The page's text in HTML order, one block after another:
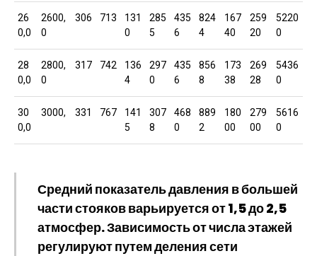
26
0,0
2600,
0
306 713
131
0
285
5
435
6
824
4
167
40
259
20
5220
0
28
0,0
2800,
0
317 742
136
4
297
0
435
6
856
8
173
38
269
28
5436
0
30
0,0
3000, 331 767
141
5
307
8
468
0
889
2
180
00
279
00
5616
0
Средний показатель давления в большей
части стояков варьируется от 1,5 до 2,5
атмосфер. Зависимость от числа этажей
регулируют путем деления сети